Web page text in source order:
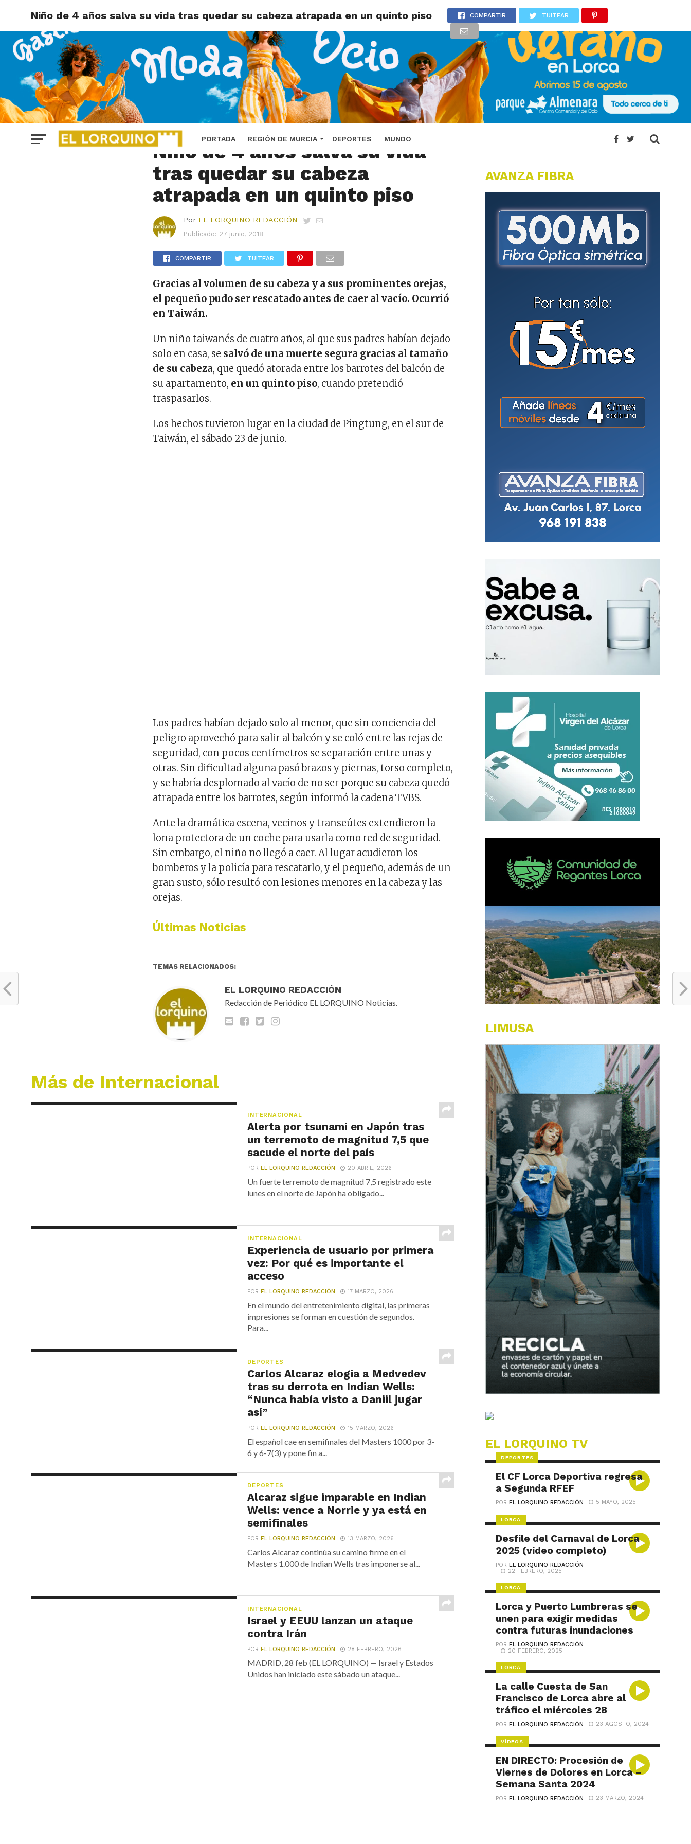
PORTADA REGIÓN DE MURCIA DEPORTES MUNDO
Niño de 4 años salva su vida tras quedar su cabeza atrapada en un quinto piso COMPARTIR TUITEAR
Imagen ilustrativa Flickr / David
INTERNACIONAL
Niño de 4 años salva su vida
tras quedar su cabeza
atrapada en un quinto piso
Por EL LORQUINO REDACCIÓN
Publicado: 27 junio, 2018
COMPARTIR TUITEAR
Gracias al volumen de su cabeza y a sus prominentes orejas,
el pequeño pudo ser rescatado antes de caer al vacío. Ocurrió
en Taiwán.
Un niño taiwanés de cuatro años, al que sus padres habían dejado
solo en casa, se salvó de una muerte segura gracias al tamaño
de su cabeza, que quedó atorada entre los barrotes del balcón de
su apartamento, en un quinto piso, cuando pretendió
traspasarlos.
Los hechos tuvieron lugar en la ciudad de Pingtung, en el sur de
Taiwán, el sábado 23 de junio.
Los padres habían dejado solo al menor, que sin conciencia del
peligro aprovechó para salir al balcón y se coló entre las rejas de
seguridad, con pocos centímetros se separación entre unas y
otras. Sin dificultad alguna pasó brazos y piernas, torso completo,
y se habría desplomado al vacío de no ser porque su cabeza quedó
atrapada entre los barrotes, según informó la cadena TVBS.
Ante la dramática escena, vecinos y transeútes extendieron la
lona protectora de un coche para usarla como red de seguridad.
Sin embargo, el niño no llegó a caer. Al lugar acudieron los
bomberos y la policía para rescatarlo, y el pequeño, además de un
gran susto, sólo resultó con lesiones menores en la cabeza y las
orejas.
Últimas Noticias
TEMAS RELACIONADOS:
EL LORQUINO REDACCIÓN
Redacción de Periódico EL LORQUINO Noticias.
Más de Internacional
INTERNACIONAL
Alerta por tsunami en Japón tras
un terremoto de magnitud 7,5 que
sacude el norte del país
POREL LORQUINO REDACCIÓN 20 ABRIL, 2026
Un fuerte terremoto de magnitud 7,5 registrado este
lunes en el norte de Japón ha obligado...
INTERNACIONAL
Experiencia de usuario por primera
vez: Por qué es importante el
acceso
POREL LORQUINO REDACCIÓN 17 MARZO, 2026
En el mundo del entretenimiento digital, las primeras
impresiones se forman en cuestión de segundos.
Para...
DEPORTES
Carlos Alcaraz elogia a Medvedev
tras su derrota en Indian Wells:
“Nunca había visto a Daniil jugar
así”
POREL LORQUINO REDACCIÓN 15 MARZO, 2026
El español cae en semifinales del Masters 1000 por 3-
6 y 6-7(3) y pone fin a...
DEPORTES
Alcaraz sigue imparable en Indian
Wells: vence a Norrie y ya está en
semifinales
POREL LORQUINO REDACCIÓN 13 MARZO, 2026
Carlos Alcaraz continúa su camino firme en el
Masters 1.000 de Indian Wells tras imponerse al...
INTERNACIONAL
Israel y EEUU lanzan un ataque
contra Irán
POREL LORQUINO REDACCIÓN 28 FEBRERO, 2026
MADRID, 28 feb (EL LORQUINO) — Israel y Estados
Unidos han iniciado este sábado un ataque...
AVANZA FIBRA
LIMUSA
EL LORQUINO TV
DEPORTES
El CF Lorca Deportiva regresa
a Segunda RFEF
POREL LORQUINO REDACCIÓN 5 MAYO, 2025
LORCA
Desfile del Carnaval de Lorca
2025 (vídeo completo)
POREL LORQUINO REDACCIÓN
22 FEBRERO, 2025
LORCA
Lorca y Puerto Lumbreras se
unen para exigir medidas
contra futuras inundaciones
POREL LORQUINO REDACCIÓN
20 FEBRERO, 2025
LORCA
La calle Cuesta de San
Francisco de Lorca abre al
tráfico el miércoles 28
POREL LORQUINO REDACCIÓN 23 AGOSTO, 2024
VÍDEOS
EN DIRECTO: Procesión de
Viernes de Dolores en Lorca –
Semana Santa 2024
POREL LORQUINO REDACCIÓN 23 MARZO, 2024